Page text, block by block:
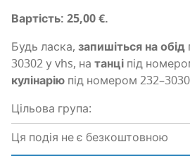
Вар­тість: 25,00 €.
Будь ласка, запи­ші­ться на обід
30302 у vhs, на тан­ці під
кулі­на­рію під номе­ром
Цільова група:
Ця подія не є безкоштовною